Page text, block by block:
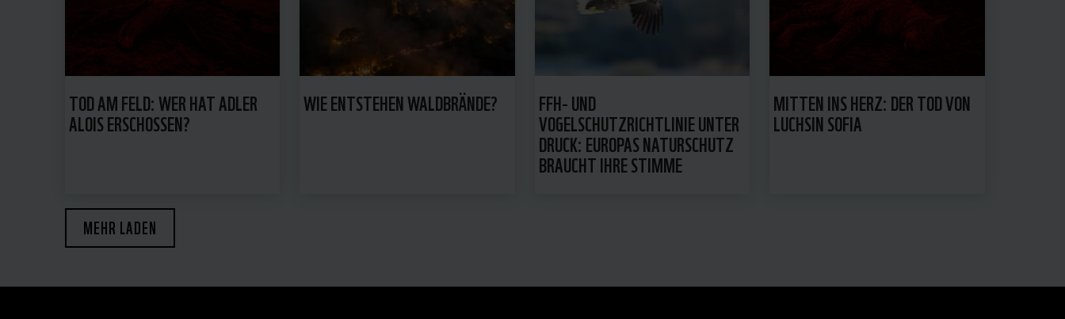
TOD AM FELD: WER HAT ADLER
ALOIS ERSCHOSSEN?
WIE ENTSTEHEN WALDBRÄNDE? FFH- UND
VOGELSCHUTZRICHTLINIE UNTER
DRUCK: EUROPAS NATURSCHUTZ
BRAUCHT IHRE STIMME
MITTEN INS HERZ: DER TOD VON
LUCHSIN SOFIA
MEHR LADEN